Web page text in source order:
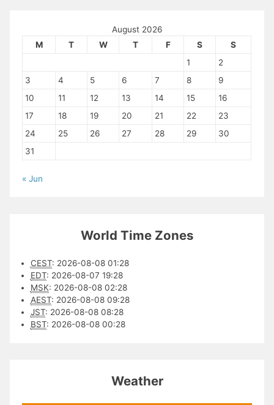
August 2026
M
T W T F S
S
1
2
3
4 5 6 7 8
9
10
11 12 13 14 15
16
17
18 19 20 21 22
23
24
25 26 27 28 29
30
31
« Jun
World Time Zones
CEST: 2026-08-08 01:28
EDT: 2026-08-07 19:28
MSK: 2026-08-08 02:28
AEST: 2026-08-08 09:28
JST: 2026-08-08 08:28
BST: 2026-08-08 00:28
Weather